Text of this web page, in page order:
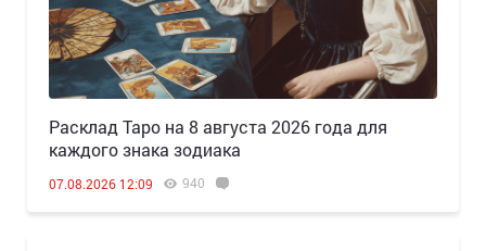
Расклад Таро на 8 августа 2026 года для
каждого знака зодиака
07.08.2026 12:09 940